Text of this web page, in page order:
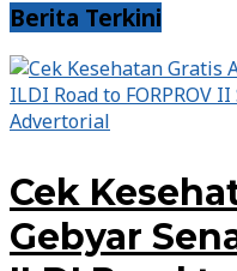
Berita Terkini
Advertorial
Cek
Gebyar